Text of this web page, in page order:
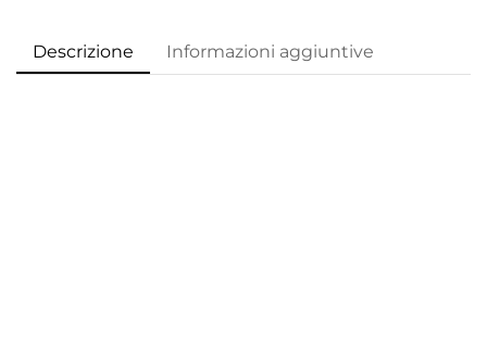
Descrizione Informazioni aggiuntive